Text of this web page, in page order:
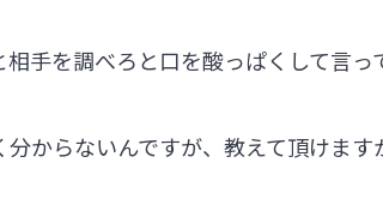
手を調べろと口を酸っぱくして言っ
からないんですが、教えて頂けます